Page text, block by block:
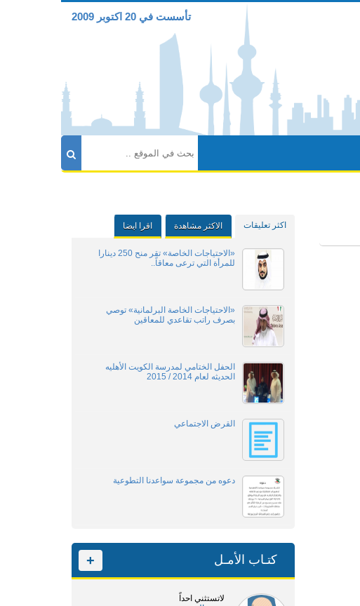
تأسست في 20 اكتوبر 2009
اكثر تعليقات الاكثر مشاهدة اقرا ايضا
«الاحتياجات الخاصة» تقر منح 250 دينارا
للمرأة التي ترعى معاقاً..
«الاحتياجات الخاصة البرلمانية» توصي
بصرف راتب تقاعدي للمعاقين
الحفل الختامي لمدرسة الكويت الأهليه
الحديثه لعام 2014 / 2015
القرض الاجتماعي
دعوه من مجموعة سواعدنا التطوعية
كتـاب الأمـل +
لاتستثني احداً